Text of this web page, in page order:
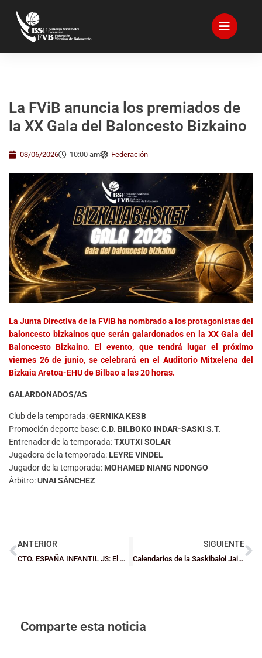
La FViB anuncia los premiados de
la XX Gala del Baloncesto Bizkaino
03/06/2026 10:00 am Federación
La Junta Directiva de la FViB ha nombrado a los protagonistas del
baloncesto bizkainos que serán galardonados en la XX Gala del
Baloncesto Bizkaino. El evento, que tendrá lugar el próximo
viernes 26 de junio, se celebrará en el Auditorio Mitxelena del
Bizkaia Aretoa-EHU de Bilbao a las 20 horas.
GALARDONADOS/AS
Club de la temporada:GERNIKA KESB
Promoción deporte base:C.D. BILBOKO INDAR-SASKI S.T.
Entrenador de la temporada:TXUTXI SOLAR
Jugadora de la temporada: LEYRE VINDEL
Jugador de la temporada: MOHAMED NIANG NDONGO
Árbitro:UNAI SÁNCHEZ
ANTERIOR
CTO. ESPAÑA INFANTIL J3: El Global Datum Zornotza paga caro un mal inicio ante el Ponce que le apea de los octavos de final
SIGUIENTE
Calendarios de la Saskibaloi Jaia 2026
Comparte esta noticia